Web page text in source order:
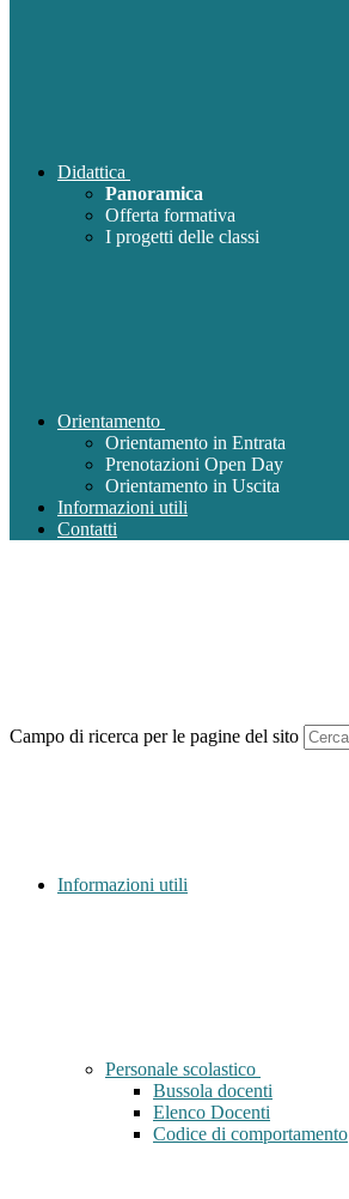
Didattica
Panoramica
Offerta formativa
I progetti delle classi
Orientamento
Orientamento in Entrata
Prenotazioni Open Day
Orientamento in Uscita
Informazioni utili
Contatti
Campo di ricerca per le pagine del sito
Informazioni utili
Personale scolastico
Bussola docenti
Elenco Docenti
Codice di comportamento